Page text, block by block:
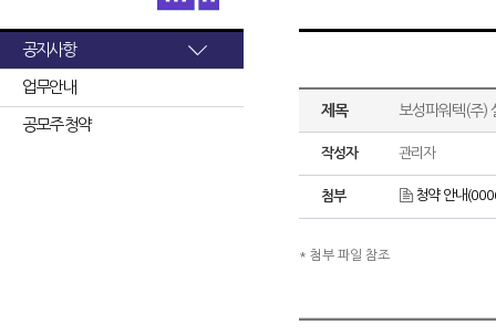
공지사항
업무안내
공모주 청약
제목 보성파워텍(주)
작성자 관리자
첨부 청약 안내
* 첨부 파일 참조